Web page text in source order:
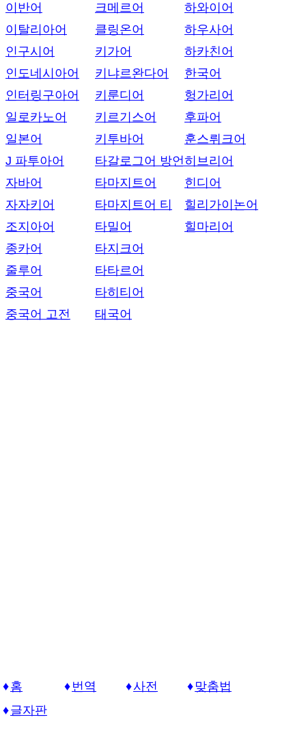
이반어
이탈리아어
인구시어
인도네시아어
인터링구아어
일로카노어
일본어
J 파투아어
자바어
자자키어
조지아어
종카어
줄루어
중국어
중국어 고전
크메르어
클링온어
키가어
키냐르완다어
키룬디어
키르기스어
키투바어
타갈로그어 방언
타마지트어
타마지트어 티
타밀어
타지크어
타타르어
타히티어
태국어
하와이어
하우사어
하카친어
한국어
헝가리어
후파어
훈스뤼크어
히브리어
힌디어
힐리가이논어
힐마리어
홈 번역 사전
맞춤법
글자판